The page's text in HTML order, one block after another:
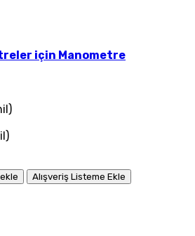
için Manometre
Alışveriş Listeme Ekle